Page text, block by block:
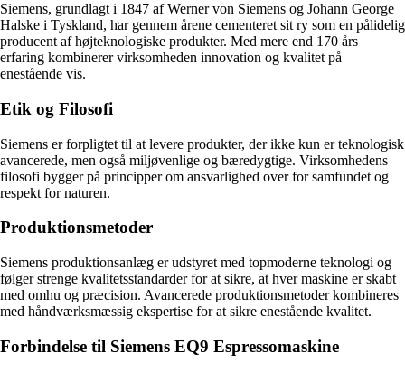
Siemens, grundlagt i 1847 af Werner von Siemens og Johann George
Halske i Tyskland, har gennem årene cementeret sit ry som en pålidelig
producent af højteknologiske produkter. Med mere end 170 års
erfaring kombinerer virksomheden innovation og kvalitet på
enestående vis.
Etik og Filosofi
Siemens er forpligtet til at levere produkter, der ikke kun er teknologisk
avancerede, men også miljøvenlige og bæredygtige. Virksomhedens
filosofi bygger på principper om ansvarlighed over for samfundet og
respekt for naturen.
Produktionsmetoder
Siemens produktionsanlæg er udstyret med topmoderne teknologi og
følger strenge kvalitetsstandarder for at sikre, at hver maskine er skabt
med omhu og præcision. Avancerede produktionsmetoder kombineres
med håndværksmæssig ekspertise for at sikre enestående kvalitet.
Forbindelse til Siemens EQ9 Espressomaskine